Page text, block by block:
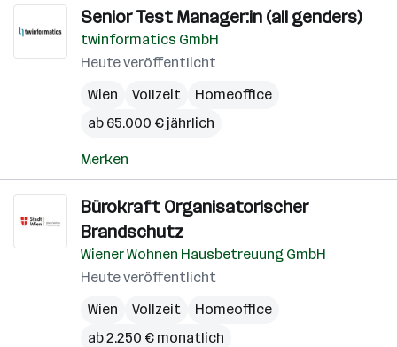
Senior Test Manager:in (all genders)
twinformatics GmbH
Heute veröffentlicht
Wien
Vollzeit
Homeoffice
ab 65.000 € jährlich
Merken
Bürokraft Organisatorischer
Brandschutz
Wiener Wohnen Hausbetreuung GmbH
Heute veröffentlicht
Wien
Vollzeit
Homeoffice
ab 2.250 € monatlich